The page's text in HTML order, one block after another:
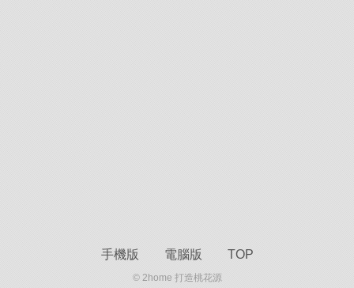
手機版 電腦版 TOP
© 2home 打造桃花源